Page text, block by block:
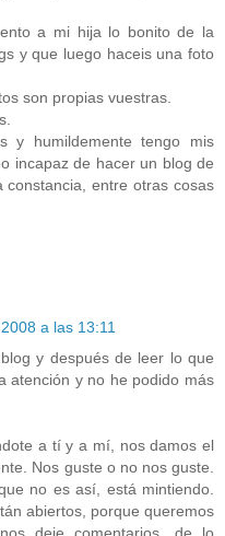
a mi hija lo bonito de la
y que luego haceis una foto
son propias vuestras.
y humildemente tengo mis
incapaz de hacer un blog de
entre otras cosas
a las 13:11
y después de leer lo que
atención y no he podido más
a tí y a mí, nos damos el
Nos guste o no nos guste.
no es así, está mintiendo.
abiertos, porque queremos